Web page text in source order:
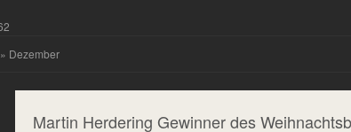
» Dezember
Martin Herdering Gewinner des